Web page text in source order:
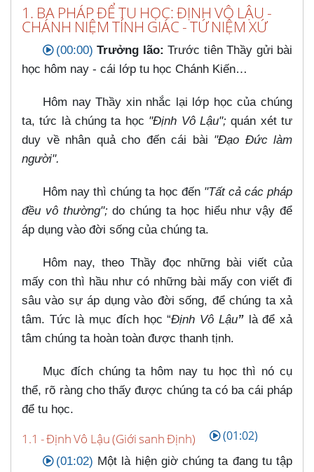
1. BA PHÁP ĐỂ TU HỌC: ĐỊNH VÔ LẬU -
CHÁNH NIỆM TỈNH GIÁC - TỨ NIỆM XỨ
(00:00) Trưởng lão: Trước tiên Thầy gửi bài
học hôm nay - cái lớp tu học Chánh Kiến…​
Hôm nay Thầy xin nhắc lại lớp học của chúng
ta, tức là chúng ta học "Định Vô Lậu"; quán xét tư
duy về nhân quả cho đến cái bài "Đạo Đức làm
người".
Hôm nay thì chúng ta học đến "Tất cả các pháp
đều vô thường"; do chúng ta học hiểu như vậy để
áp dụng vào đời sống của chúng ta.
Hôm nay, theo Thầy đọc những bài viết của
mấy con thì hầu như có những bài mấy con viết đi
sâu vào sự áp dụng vào đời sống, để chúng ta xả
tâm. Tức là mục đích học “Định Vô Lậu”là để xả
tâm chúng ta hoàn toàn được thanh tịnh.
Mục đích chúng ta hôm nay tu học thì nó cụ
thể, rõ ràng cho thấy được chúng ta có ba cái pháp
để tu học.
1.1 - Định Vô Lậu (Giới sanh Định) (01:02)
(01:02) Một là hiện giờ chúng ta đang tu tập